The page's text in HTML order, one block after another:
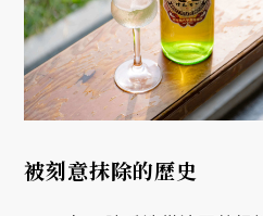
被刻意抹除的歷史